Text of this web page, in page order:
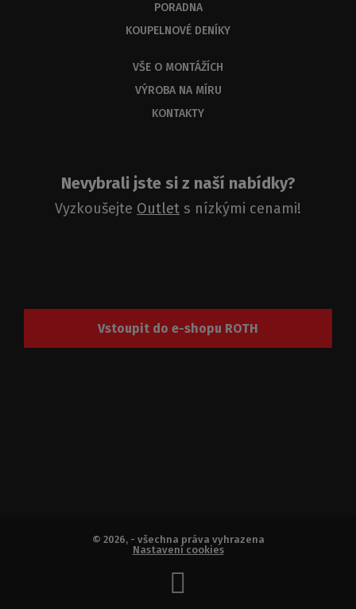
PORADNA
KOUPELNOVÉ DENÍKY
VŠE O MONTÁŽÍCH
VÝROBA NA MÍRU
KONTAKTY
Nevybrali jste si z naší nabídky?
Vyzkoušejte Outlet s nízkými cenami!
Vstoupit do e-shopu ROTH
© 2026, - všechna práva vyhrazena
Nastavení cookies